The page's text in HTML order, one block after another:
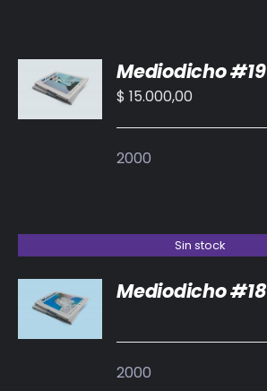
AL
CARRITO
/
Mediodicho #19
$ 15.000,00
2000
Sin stock
DETALLES
Mediodicho #18
2000